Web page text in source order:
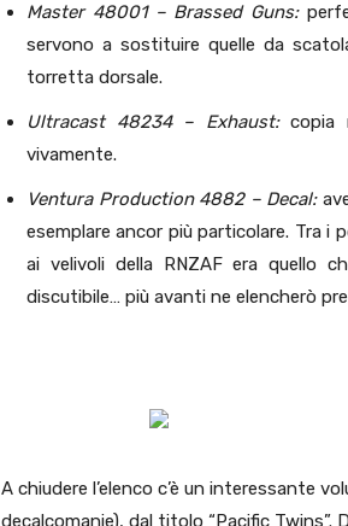
Master 48001 – Brassed Guns:
servono a sostituire quelle da
torretta dorsale.
Ultracast 48234 – Exhaust:copia
vivamente.
Ventura Production 4882 – Decal:
esemplare ancor più particolare. Tra i
ai velivoli della RNZAF era quello
discutibile… più avanti ne elencherò
A chiudere l’elenco c’è un interessante
decalcomanie), dal titolo “Pacific